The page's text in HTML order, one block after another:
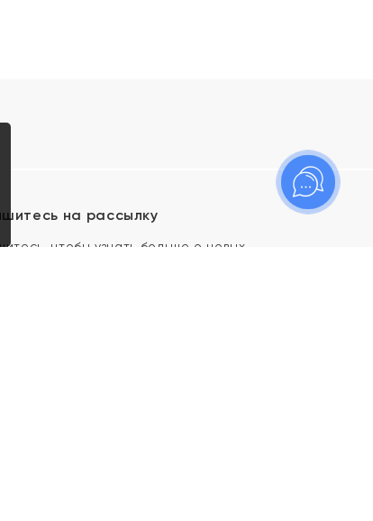
на рассылку
чтобы узнать больше о новых